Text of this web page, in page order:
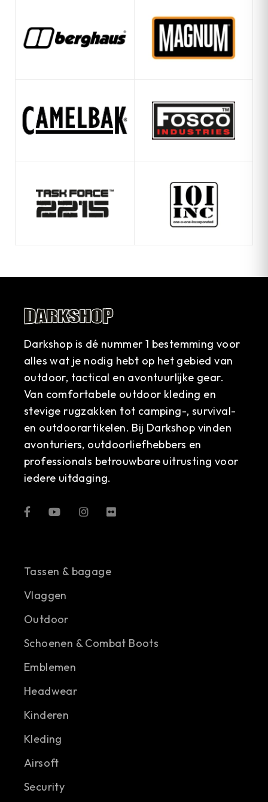
Darkshop is dé nummer 1 bestemming voor
alles wat je nodig hebt op het gebied van
outdoor, tactical en avontuurlijke gear.
Van comfortabele outdoor kleding en
stevige rugzakken tot camping-, survival-
en outdoorartikelen. Bij Darkshop vinden
avonturiers, outdoorliefhebbers en
professionals betrouwbare uitrusting voor
iedere uitdaging.
Tassen & bagage
Vlaggen
Outdoor
Schoenen & Combat Boots
Emblemen
Headwear
Kinderen
Kleding
Airsoft
Security